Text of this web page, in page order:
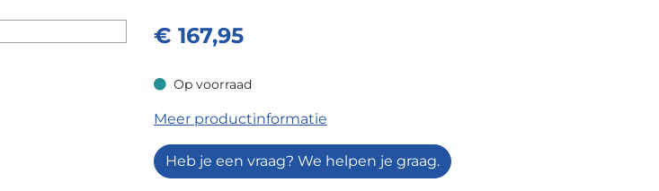
€ 167,95
Op voorraad
Op voorraad
Meer productinformatie
Heb je een vraag? We helpen je graag.